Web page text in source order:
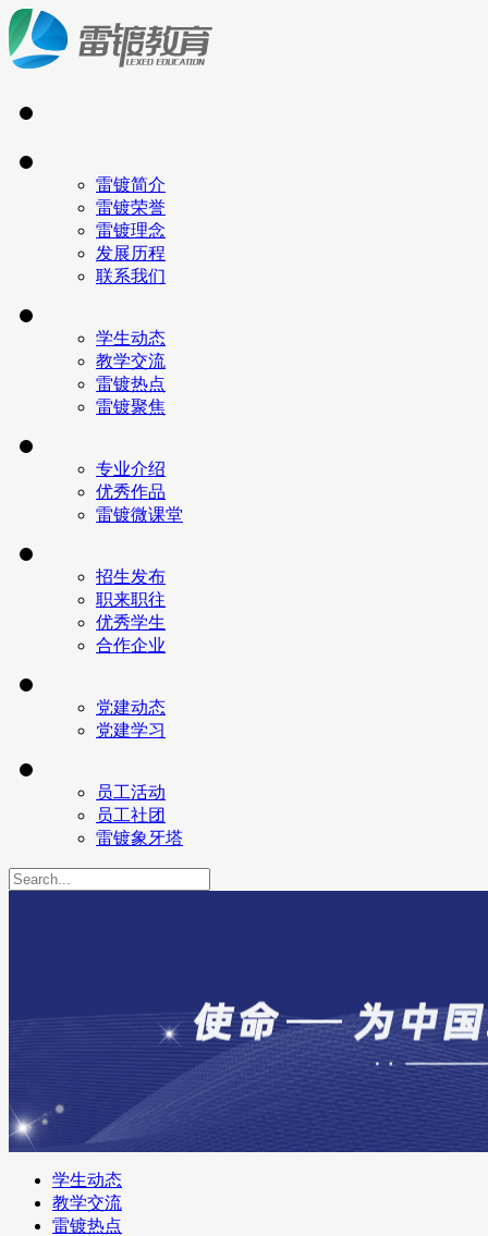
雷镀简介
雷镀荣誉
雷镀理念
发展历程
联系我们
学生动态
教学交流
雷镀热点
雷镀聚焦
专业介绍
优秀作品
雷镀微课堂
招生发布
职来职往
优秀学生
合作企业
党建动态
党建学习
员工活动
员工社团
雷镀象牙塔
学生动态
教学交流
雷镀热点